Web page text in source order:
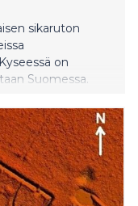
sikaruton
on
Suomessa.
tulivat
pysäyttää
metsästäjiä
tarkasti
Afrikkalainen